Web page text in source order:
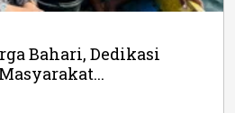
Bahari, Dedikasi